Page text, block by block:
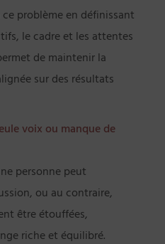
problème en définissant
le cadre et les attentes
de maintenir la
sur des résultats
voix ou manque de
personne peut
ou au contraire,
être étouffées,
riche et équilibré.